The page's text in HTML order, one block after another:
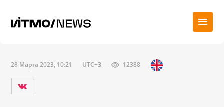
28 Марта 2023, 10:21 UTC+3 12388